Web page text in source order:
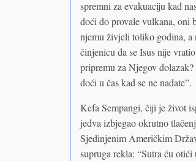
spremni za evakuaciju kad
doći do provale vulkana, oni
njemu živjeli toliko godina, a
činjenicu da se Isus nije
pripremu za Njegov
doći u čas kad se ne nadate”.
Kefa Sempangi, čiji je život
jedva izbjegao okrutno
Sjedinjenim Američkim
supruga rekla: “Sutra ću